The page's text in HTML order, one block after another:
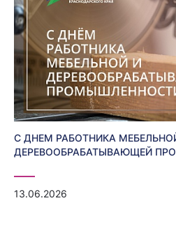
С ДНЕМ РАБОТНИКА
ДЕРЕВООБРАБАТЫВАЮЩЕЙ
13.06.2026